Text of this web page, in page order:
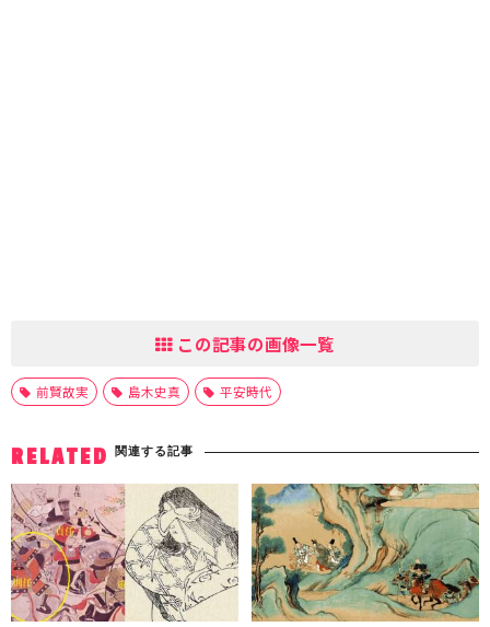
この記事の画像一覧
前賢故実 島木史真 平安時代
RELATED 関連する記事